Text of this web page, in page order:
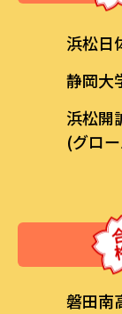
浜松日
静岡大
浜松開
(グロ
磐田南